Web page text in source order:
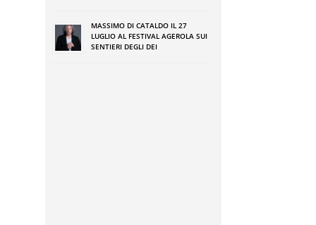
MASSIMO DI CATALDO IL 27
LUGLIO AL FESTIVAL AGEROLA SUI
SENTIERI DEGLI DEI